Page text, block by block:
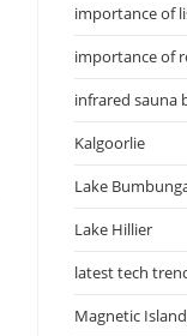
importance of
importance of
infrared sauna
Kalgoorlie
Lake
Lake Hillier
latest tech
Magnetic Island